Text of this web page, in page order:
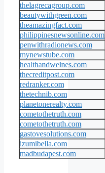
thelagrecagroup.com
beautywithgreen.com
theamazingfact.com
philippinesnewsonline.com
penwithradionews.com
mynewstube.com
healthandwelnes.com
thecreditpost.com
redranker.com
thetechnib.com
planetonerealty.com
cometothetruth.com
cometothetruth.com
gastovesolutions.com
izumibella.com
madbudapest.com